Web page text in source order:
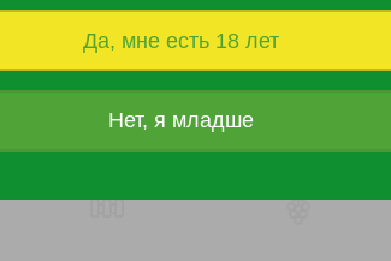
Да, мне есть 18 лет
Нет, я младше